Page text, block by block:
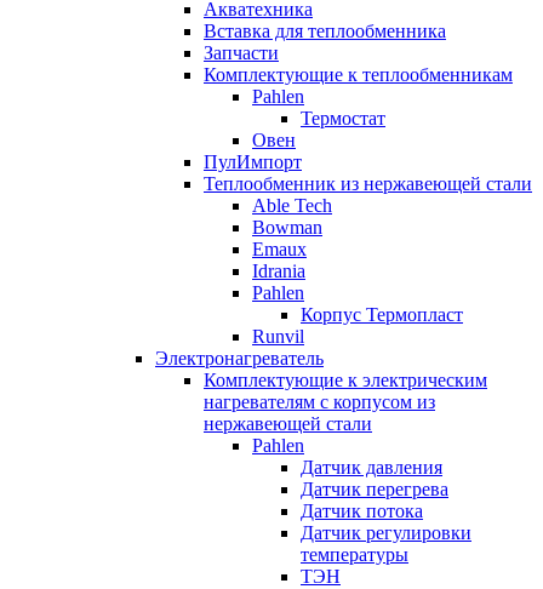
Акватехника
Вставка для теплообменника
Запчасти
Комплектующие к теплообменникам
Pahlen
Термостат
Овен
ПулИмпорт
Теплообменник из нержавеющей стали
Able Tech
Bowman
Emaux
Idrania
Pahlen
Корпус Термопласт
Runvil
Электронагреватель
Комплектующие к электрическим
нагревателям с корпусом из
нержавеющей стали
Pahlen
Датчик давления
Датчик перегрева
Датчик потока
Датчик регулировки
температуры
ТЭН